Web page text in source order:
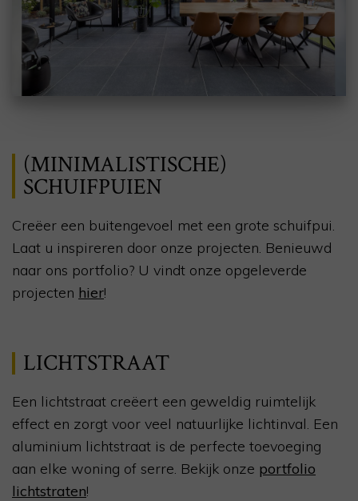
(MINIMALISTISCHE)
SCHUIFPUIEN
Creëer een buitengevoel met een grote schuifpui.
Laat u inspireren door onze projecten. Benieuwd
naar ons portfolio? U vindt onze opgeleverde
projecten hier!
LICHTSTRAAT
Een lichtstraat creëert een geweldig ruimtelijk
effect en zorgt voor veel natuurlijke lichtinval. Een
aluminium lichtstraat is de perfecte toevoeging
aan elke woning of serre. Bekijk onze portfolio
lichtstraten!